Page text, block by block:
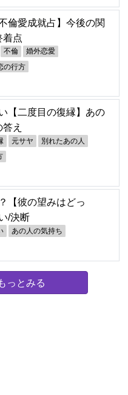
倫愛成就占】今後の関
着点
不倫 婚外恋愛
の行方
【二度目の復縁】あの
え
元サヤ 別れたあの人
【彼の望みはどっ
/決断
あの人の気持ち
っとみる